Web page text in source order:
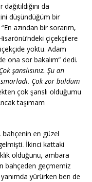
da
düşündüğüm bir
azından bir sorarım,
çiçekçilere
yoktu. Adam
ona sor bakalım” dedi.
şanslısınız. Şu an
Çok zor buldum
çok şanslı olduğumu
taşımam
bahçenin en güzel
İkinci kattaki
olduğunu, ambara
bahçeden geçmemiz
yürürken ben de